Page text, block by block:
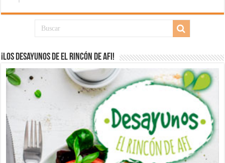
¡Los desayunos de El Rincón de Afi!